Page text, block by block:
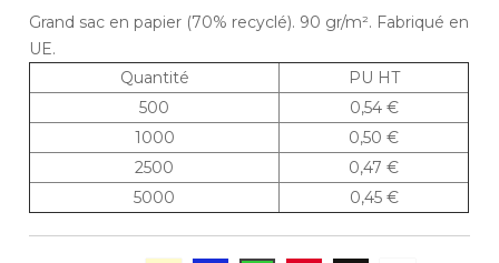
Grand sac en papier (70% recyclé). 90 gr/m². Fabriqué en
UE.
Quantité
PU HT
500
0,54 €
1000
0,50 €
2500
0,47 €
5000
0,45 €